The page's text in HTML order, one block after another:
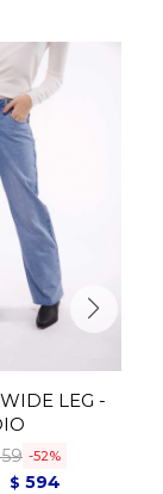
LEG -
52
$ 594